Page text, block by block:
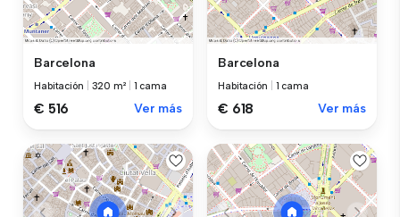
Barcelona
Habitación 320 m² 1 cama
€ 516 Ver más
Barcelona
Habitación 1 cama
€ 618 Ver más